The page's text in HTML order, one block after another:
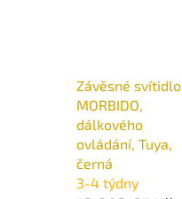
Závěsné svítidlo
MORBIDO,
dálkového
ovládání, Tuya,
černá
3-4 týdny